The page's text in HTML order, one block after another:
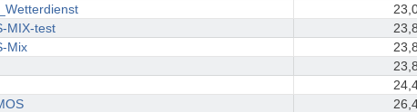
MIX-test 23,8
Mix 23,8
23,8